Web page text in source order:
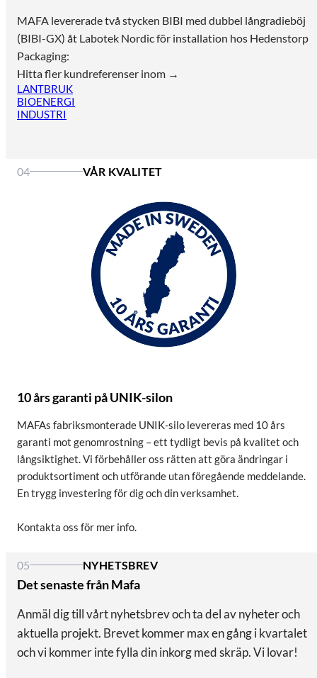
MAFA levererade två stycken BIBI med dubbel långradieböj
(BIBI-GX) åt Labotek Nordic för installation hos Hedenstorp
Packaging:
Hitta fler kundreferenser inom →
LANTBRUK
BIOENERGI
INDUSTRI
04 VÅR KVALITET
10 års garanti på UNIK-silon
MAFAs fabriksmonterade UNIK-silo levereras med 10 års
garanti mot genomrostning – ett tydligt bevis på kvalitet och
långsiktighet. Vi förbehåller oss rätten att göra ändringar i
produktsortiment och utförande utan föregående meddelande.
En trygg investering för dig och din verksamhet.
Kontakta oss för mer info.
05 NYHETSBREV
Det senaste från Mafa
Anmäl dig till vårt nyhetsbrev och ta del av nyheter och
aktuella projekt. Brevet kommer max en gång i kvartalet
och vi kommer inte fylla din inkorg med skräp. Vi lovar!